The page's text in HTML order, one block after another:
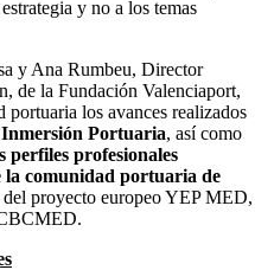
y no a los temas
y Ana Rumbeu, Director
de la Fundación Valenciaport,
los avances realizados
Portuaria, así como
perfiles profesionales
la comunidad portuaria de
proyecto europeo YEP MED,